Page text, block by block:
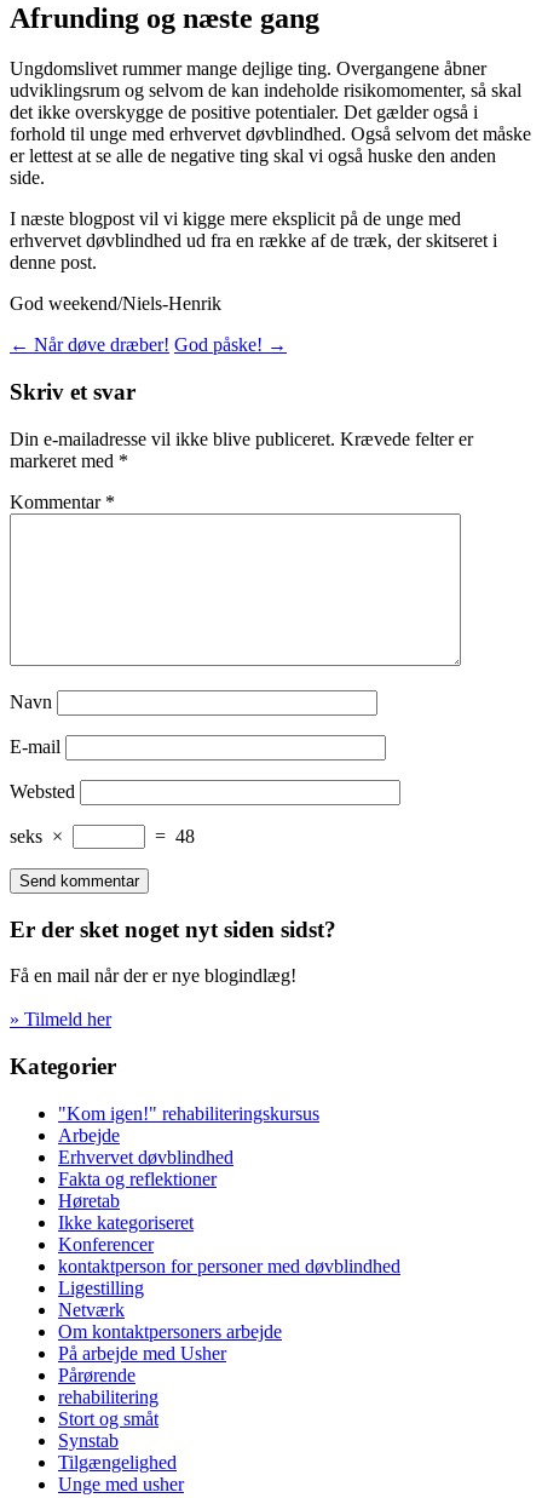
Afrunding og næste gang
Ungdomslivet rummer mange dejlige ting. Overgangene åbner
udviklingsrum og selvom de kan indeholde risikomomenter, så skal
det ikke overskygge de positive potentialer. Det gælder også i
forhold til unge med erhvervet døvblindhed. Også selvom det måske
er lettest at se alle de negative ting skal vi også huske den anden
side.
I næste blogpost vil vi kigge mere eksplicit på de unge med
erhvervet døvblindhed ud fra en række af de træk, der skitseret i
denne post.
God weekend/Niels-Henrik
Indlægsnavigation
← Når døve dræber! God påske! →
Skriv et svar
Din e-mailadresse vil ikke blive publiceret. Krævede felter er
markeret med *
Kommentar *
Navn
E-mail
Websted
seks × = 48
Er der sket noget nyt siden sidst?
Få en mail når der er nye blogindlæg!
» Tilmeld her
Kategorier
"Kom igen!" rehabiliteringskursus
Arbejde
Erhvervet døvblindhed
Fakta og reflektioner
Høretab
Ikke kategoriseret
Konferencer
kontaktperson for personer med døvblindhed
Ligestilling
Netværk
Om kontaktpersoners arbejde
På arbejde med Usher
Pårørende
rehabilitering
Stort og småt
Synstab
Tilgængelighed
Unge med usher